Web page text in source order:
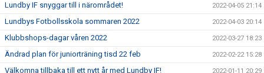
Lundby IF snyggar till i närområdet! 2022-04-05 21:14
Lundbys Fotbollsskola sommaren 2022 2022-04-03 20:14
Klubbshops-dagar våren 2022 2022-03-27 18:23
Ändrad plan för juniorträning tisd 22 feb 2022-02-22 15:28
Välkomna tillbaka till ett nytt år med Lundby IF! 2022-01-11 20:29